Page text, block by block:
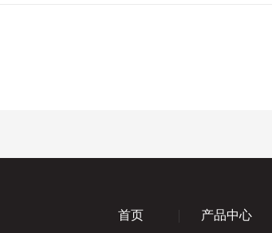
首页 产品中心